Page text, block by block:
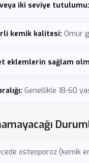
iki seviye tutulumu:
kemik kalitesi: Omur
eklemlerin sağlam
Genellikle 18-60
osteoporoz (kemik